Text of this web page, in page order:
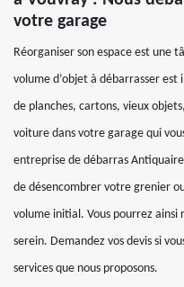
votre garage
Réorganiser son espace est une
volume d’objet à débarrasser
de planches, cartons, vieux
voiture dans votre garage qui
entreprise de débarras
de désencombrer votre grenier
volume initial. Vous pourrez ainsi
serein. Demandez vos devis si
services que nous proposons.